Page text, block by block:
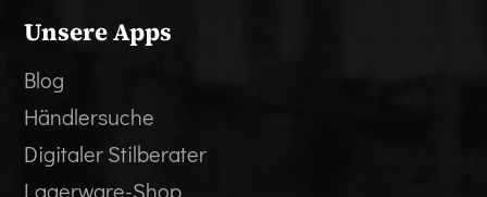
Unsere Apps
Blog
Händlersuche
Digitaler Stilberater
Lagerware-Shop